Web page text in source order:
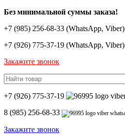
Без минимальной суммы заказа!
+7 (985) 256-68-33 (WhatsApp, Viber)
+7 (926) 775-37-19 (WhatsApp, Viber)
Закажите звонок
+7 (926) 775-37-19
8 (985) 256-68-33
Закажите звонок